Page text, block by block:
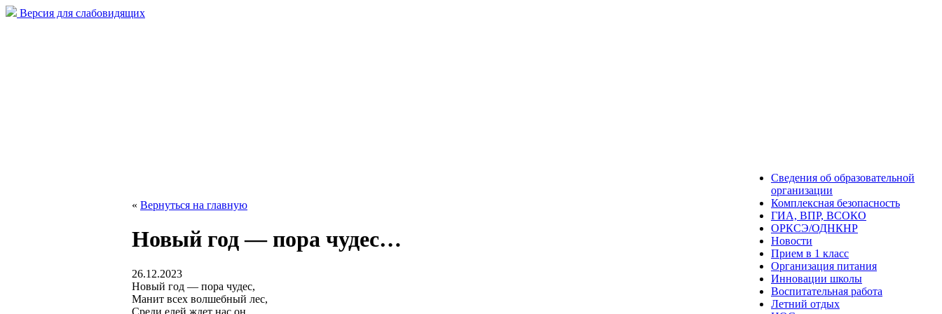
Версия для слабовидящих
« Вернуться на главную
Новый год — пора чудес…
26.12.2023
Новый год — пора чудес,
Манит всех волшебный лес,
Среди елей ждет нас он
Сведения об образовательной
организации
Комплексная безопасность
ГИА, ВПР, ВСОКО
ОРКСЭ/ОДНКНР
Новости
Прием в 1 класс
Организация питания
Инновации школы
Воспитательная работа
Летний отдых